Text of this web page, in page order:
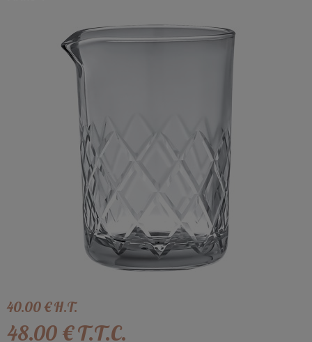
40.00€H.T.
48.00 €T.T.C.